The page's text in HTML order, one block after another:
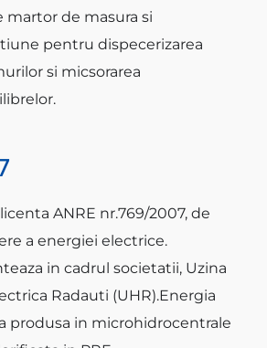
martor de masura si
pentru dispecerizarea
si micsorarea
ANRE nr.769/2007, de
a energiei electrice.
in cadrul societatii, Uzina
Radauti (UHR).Energia
produsa in microhidrocentrale